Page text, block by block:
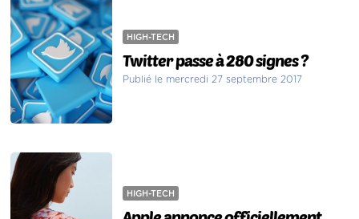
HIGH-TECH
Twitter passe à 280 signes ?
Publié le mercredi 27 septembre 2017
HIGH-TECH